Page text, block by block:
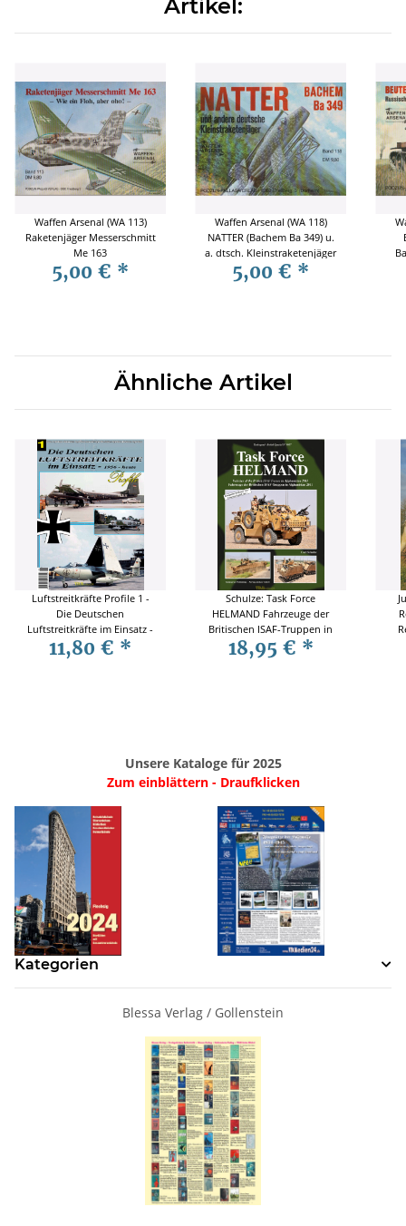
Artikel:
Waffen Arsenal (WA 113)
Raketenjäger Messerschmitt
Me 163
5,00 € *
Waffen Arsenal (WA 118)
NATTER (Bachem Ba 349) u.
a. dtsch. Kleinstraketenjäger
5,00 € *
Ähnliche Artikel
Luftstreitkräfte Profile 1 -
Die Deutschen
Luftstreitkräfte im Einsatz -
1956 - heute
11,80 € *
Schulze: Task Force
HELMAND Fahrzeuge der
Britischen ISAF-Truppen in
Afghanistan 2011 -
Tankograd British Special
18,95 € *
Unsere Kataloge für 2025
Zum einblättern - Draufklicken
Kategorien
Blessa Verlag / Gollenstein